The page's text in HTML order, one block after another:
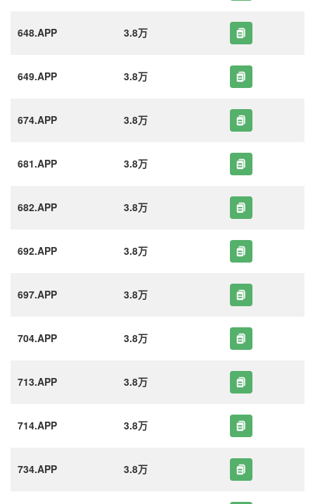
648.APP 3.8万
649.APP 3.8万
674.APP 3.8万
681.APP 3.8万
682.APP 3.8万
692.APP 3.8万
697.APP 3.8万
704.APP 3.8万
713.APP 3.8万
714.APP 3.8万
734.APP 3.8万